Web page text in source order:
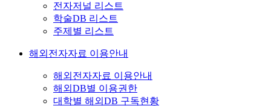
전자저널 리스트
학술DB 리스트
주제별 리스트
해외전자자료 이용안내
해외전자자료 이용안내
해외DB별 이용권한
대학별 해외DB 구독현황